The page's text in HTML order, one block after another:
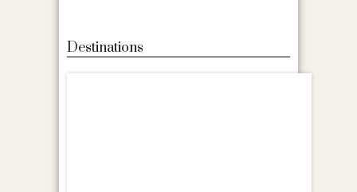
Destinations